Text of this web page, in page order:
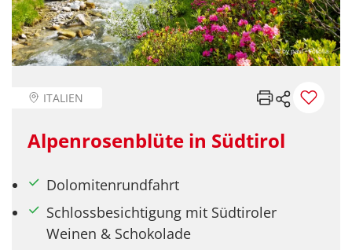
© by paul - Fotolia
ITALIEN
Alpenrosenblüte in Südtirol
Dolomitenrundfahrt
Schlossbesichtigung mit Südtiroler
Weinen & Schokolade